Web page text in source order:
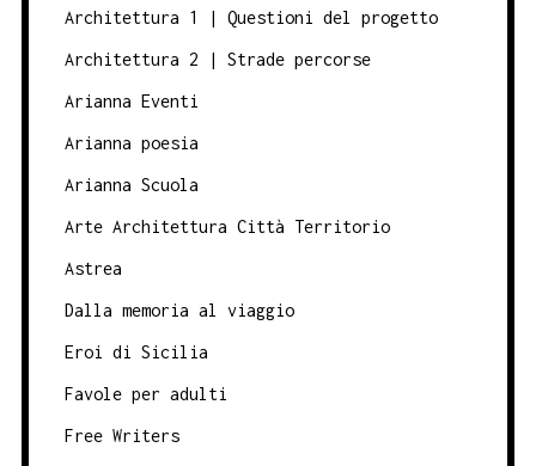
Architettura 1 | Questioni del progetto
Architettura 2 | Strade percorse
Arianna Eventi
Arianna poesia
Arianna Scuola
Arte Architettura Città Territorio
Astrea
Dalla memoria al viaggio
Eroi di Sicilia
Favole per adulti
Free Writers